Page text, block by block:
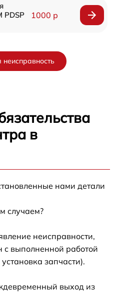
PDSP
1000 р
в
нами детали
случаем?
неисправности,
с выполненной работой
запчасти).
выход из